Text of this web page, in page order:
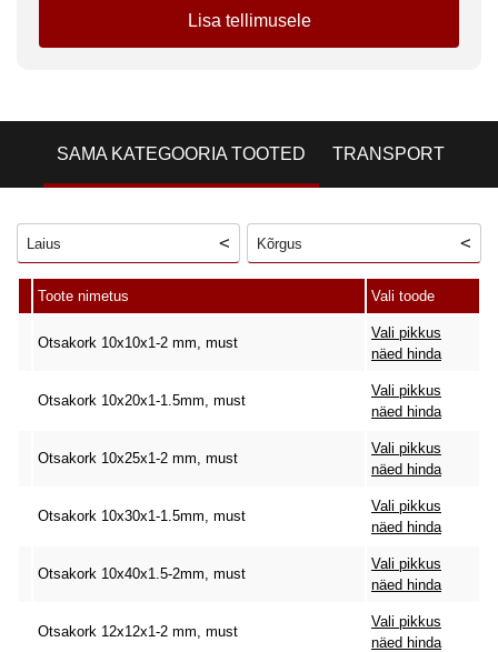
Lisa tellimusele
SAMA KATEGOORIA TOOTED TRANSPORT
Laius Kõrgus
Toote nimetus Vali toode
Otsakork 10x10x1-2 mm, must
Vali pikkus
näed hinda
Otsakork 10x20x1-1.5mm, must
Vali pikkus
näed hinda
Otsakork 10x25x1-2 mm, must
Vali pikkus
näed hinda
Otsakork 10x30x1-1.5mm, must
Vali pikkus
näed hinda
Otsakork 10x40x1.5-2mm, must
Vali pikkus
näed hinda
Otsakork 12x12x1-2 mm, must
Vali pikkus
näed hinda